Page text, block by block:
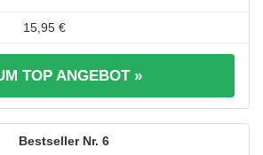
15,95 €
TOP ANGEBOT »
6